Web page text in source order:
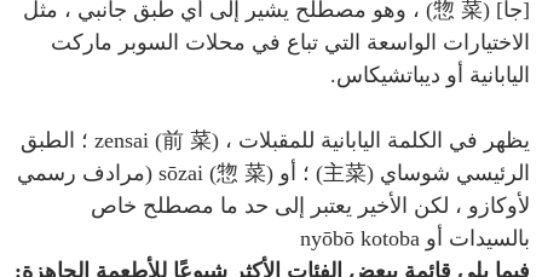
[جا] (惣 菜) ، وهو مصطلح يشير إلى أي طبق جانبي ، مثل
الاختيارات الواسعة التي تباع في محلات السوبر ماركت
اليابانية أو ديباتشيكاس.
يظهر في الكلمة اليابانية للمقبلات ، zensai (前 菜) ؛ الطبق
الرئيسي شوساي (主菜) ؛ أو sōzai (惣 菜) (مرادف رسمي
لأوكازو ، لكن الأخير يعتبر إلى حد ما مصطلح خاص
بالسيدات أو nyōbō kotoba
فيما يلي قائمة ببعض الفئات الأكثر شيوعًا للأطعمة الجاهزة: